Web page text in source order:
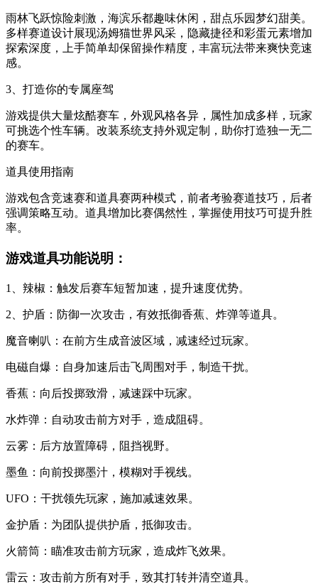
雨林飞跃惊险刺激，海滨乐都趣味休闲，甜点乐园梦幻甜美。
多样赛道设计展现汤姆猫世界风采，隐藏捷径和彩蛋元素增加
探索深度，上手简单却保留操作精度，丰富玩法带来爽快竞速
感。
3、打造你的专属座驾
游戏提供大量炫酷赛车，外观风格各异，属性加成多样，玩家
可挑选个性车辆。改装系统支持外观定制，助你打造独一无二
的赛车。
道具使用指南
游戏包含竞速赛和道具赛两种模式，前者考验赛道技巧，后者
强调策略互动。道具增加比赛偶然性，掌握使用技巧可提升胜
率。
游戏道具功能说明：
1、辣椒：触发后赛车短暂加速，提升速度优势。
2、护盾：防御一次攻击，有效抵御香蕉、炸弹等道具。
魔音喇叭：在前方生成音波区域，减速经过玩家。
电磁自爆：自身加速后击飞周围对手，制造干扰。
香蕉：向后投掷致滑，减速踩中玩家。
水炸弹：自动攻击前方对手，造成阻碍。
云雾：后方放置障碍，阻挡视野。
墨鱼：向前投掷墨汁，模糊对手视线。
UFO：干扰领先玩家，施加减速效果。
金护盾：为团队提供护盾，抵御攻击。
火箭筒：瞄准攻击前方玩家，造成炸飞效果。
雷云：攻击前方所有对手，致其打转并清空道具。